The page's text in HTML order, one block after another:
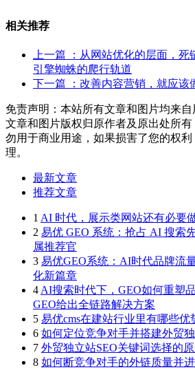
相关推荐
上一篇
：从网站优化的层面，
引擎蜘蛛的爬行轨道
下一篇
：改善内容营销，就应该
免责声明：本站所有文章和图片均来自
文章和图片版权归原作者及原出处所
勿用于商业用途，如果损害了您的权
理。
最新文章
推荐文章
1 AI 时代，展示类网站还有必要
2 易优 GEO 系统：抢占 AI 搜索
属推荐官
3 易优GEO系统：AI时代品牌流
化新篇章
4 AI搜索时代下，GEO如何重塑
GEO给出全链路解决方案
5 易优cms在建站行业里有哪些优
6 如何定位竞争对手并搭建外贸
7 外贸独立站SEO关键词选择的
8 如何断竞争对手的外链质量并